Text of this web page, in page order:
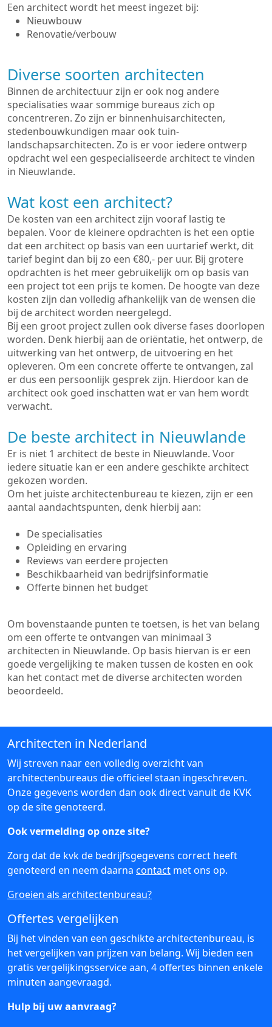
Een architect wordt het meest ingezet bij:
Nieuwbouw
Renovatie/verbouw
Diverse soorten architecten
Binnen de architectuur zijn er ook nog andere
specialisaties waar sommige bureaus zich op
concentreren. Zo zijn er binnenhuisarchitecten,
stedenbouwkundigen maar ook tuin-
landschapsarchitecten. Zo is er voor iedere ontwerp
opdracht wel een gespecialiseerde architect te vinden
in Nieuwlande.
Wat kost een architect?
De kosten van een architect zijn vooraf lastig te
bepalen. Voor de kleinere opdrachten is het een optie
dat een architect op basis van een uurtarief werkt, dit
tarief begint dan bij zo een €80,- per uur. Bij grotere
opdrachten is het meer gebruikelijk om op basis van
een project tot een prijs te komen. De hoogte van deze
kosten zijn dan volledig afhankelijk van de wensen die
bij de architect worden neergelegd.
Bij een groot project zullen ook diverse fases doorlopen
worden. Denk hierbij aan de oriëntatie, het ontwerp, de
uitwerking van het ontwerp, de uitvoering en het
opleveren. Om een concrete offerte te ontvangen, zal
er dus een persoonlijk gesprek zijn. Hierdoor kan de
architect ook goed inschatten wat er van hem wordt
verwacht.
De beste architect in Nieuwlande
Er is niet 1 architect de beste in Nieuwlande. Voor
iedere situatie kan er een andere geschikte architect
gekozen worden.
Om het juiste architectenbureau te kiezen, zijn er een
aantal aandachtspunten, denk hierbij aan:
De specialisaties
Opleiding en ervaring
Reviews van eerdere projecten
Beschikbaarheid van bedrijfsinformatie
Offerte binnen het budget
Om bovenstaande punten te toetsen, is het van belang
om een offerte te ontvangen van minimaal 3
architecten in Nieuwlande. Op basis hiervan is er een
goede vergelijking te maken tussen de kosten en ook
kan het contact met de diverse architecten worden
beoordeeld.
Architecten in Nederland
Wij streven naar een volledig overzicht van
architectenbureaus die officieel staan ingeschreven.
Onze gegevens worden dan ook direct vanuit de KVK
op de site genoteerd.
Ook vermelding op onze site?
Zorg dat de kvk de bedrijfsgegevens correct heeft
genoteerd en neem daarna contact met ons op.
Groeien als architectenbureau?
Offertes vergelijken
Bij het vinden van een geschikte architectenbureau, is
het vergelijken van prijzen van belang. Wij bieden een
gratis vergelijkingsservice aan, 4 offertes binnen enkele
minuten aangevraagd.
Hulp bij uw aanvraag?